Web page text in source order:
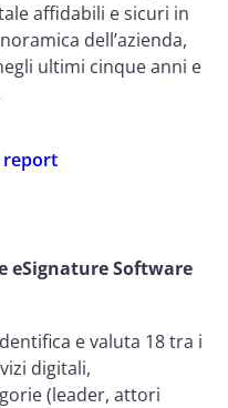
affidabili e sicuri in
dell’azienda,
ultimi cinque anni e
eSignature Software
e valuta 18 tra i
digitali,
(leader, attori